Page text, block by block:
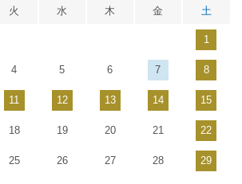
火 水 木 金 土
1
4 5 6 7 8
11 12 13 14 15
18 19 20 21 22
25 26 27 28 29